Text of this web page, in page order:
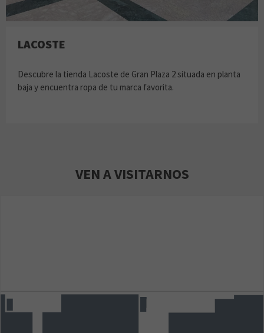
LACOSTE
Descubre la tienda Lacoste de Gran Plaza 2 situada en planta
baja y encuentra ropa de tu marca favorita.
VEN A VISITARNOS